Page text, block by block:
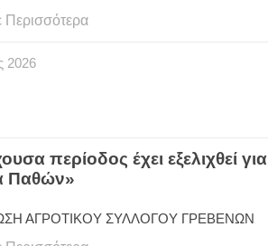
Περισσότερα
2026
περίοδος έχει εξελιχθεί για
Παθών»
ΑΓΡΟΤΙΚΟΥ ΣΥΛΛΟΓΟΥ ΓΡΕΒΕΝΩΝ